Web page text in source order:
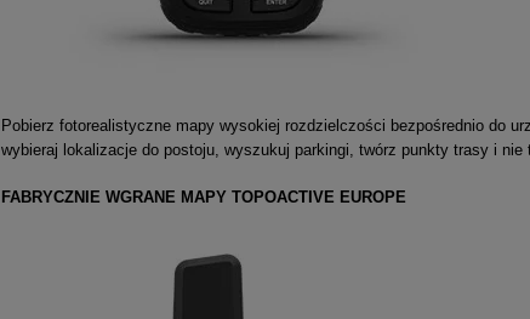
Pobierz fotorealistyczne mapy wysokiej rozdzielczości bezpośrednio do
wybieraj lokalizacje do postoju, wyszukuj parkingi, twórz punkty trasy i nie
FABRYCZNIE WGRANE MAPY TOPOACTIVE EUROPE